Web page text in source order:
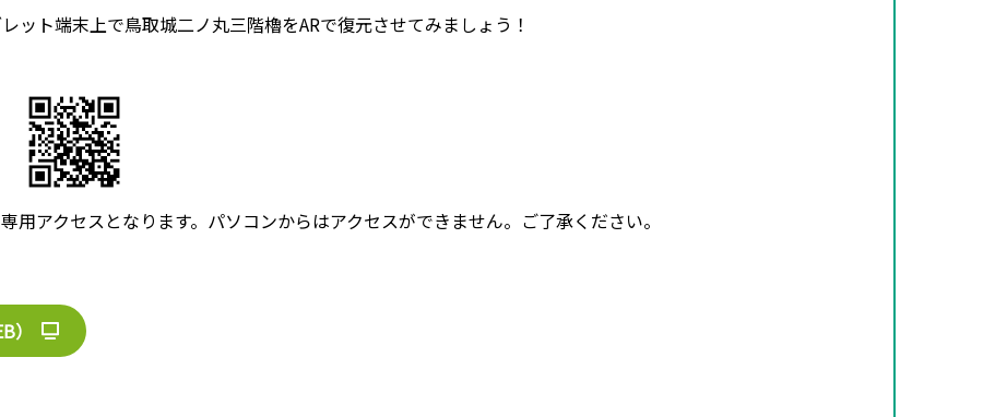
ット端末上で鳥取城二ノ丸三階櫓をARで復元させてみましょう！
アクセスとなります。パソコンからはアクセスができません。ご了承ください。
）